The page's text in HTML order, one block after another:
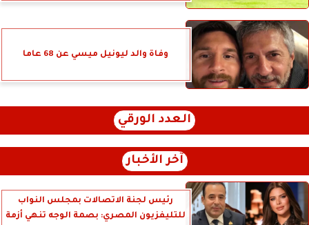
وفاة والد ليونيل ميسي عن 68 عاما
العدد الورقي
آخر الأخبار
رئيس لجنة الاتصالات بمجلس النواب
للتليفزيون المصري: بصمة الوجه تنهي أزمة